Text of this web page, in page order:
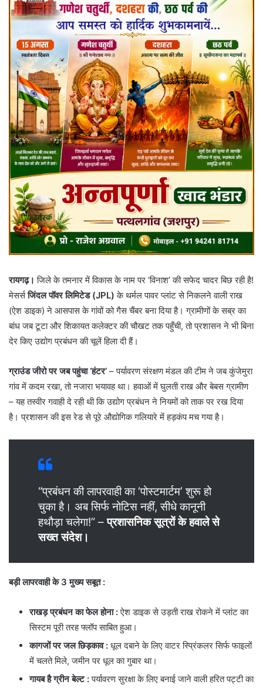
रायगढ़। जिले के तमनार में विकास के नाम पर ‘विनाश’ की सफेद चादर बिछ रही है!
मेसर्सजिंदल पॉवर लिमिटेड (JPL) के थर्मल पावर प्लांट से निकलने वाली राख
(ऐश डाइक) ने आसपास के गांवों को गैस चैंबर बना दिया है। ग्रामीणों के सब्र का
बांध जब टूटा और शिकायत कलेक्टर की चौखट तक पहुँची, तो प्रशासन ने भी बिना
देर किए उद्योग प्रबंधन की चूलें हिला दी हैं।
ग्राउंड जीरो पर जब पहुंचा ‘हंटर’ – पर्यावरण संरक्षण मंडल की टीम ने जब कुंजेमुरा
गांव में कदम रखा, तो नजारा भयावह था। हवाओं में घुलती राख और बेबस ग्रामीण
– यह तस्वीर गवाही दे रही थी कि उद्योग प्रबंधन ने नियमों को ताक पर रख दिया
है। प्रशासन की इस रेड से पूरे औद्योगिक गलियारे में हड़कंप मच गया है।
“प्रबंधन की लापरवाही का ‘पोस्टमार्टम’ शुरू हो
चुका है। अब सिर्फ नोटिस नहीं, सीधे कानूनी
हथौड़ा चलेगा!” –प्रशासनिक सूत्रों के हवाले से
सख्त संदेश।
बड़ी लापरवाही के 3 मुख्य सबूत :
राखड़ प्रबंधन का फेल होना :ऐश डाइक से उड़ती राख रोकने में प्लांट का
सिस्टम पूरी तरह फ्लॉप साबित हुआ।
कागजों पर जल छिड़काव : धूल दबाने के लिए वाटर स्प्रिंकलर सिर्फ फाइलों
में चलते मिले, जमीन पर धूल का गुबार था।
गायब है ग्रीन बेल्ट :पर्यावरण सुरक्षा के लिए बनाई जाने वाली हरित पट्टी का